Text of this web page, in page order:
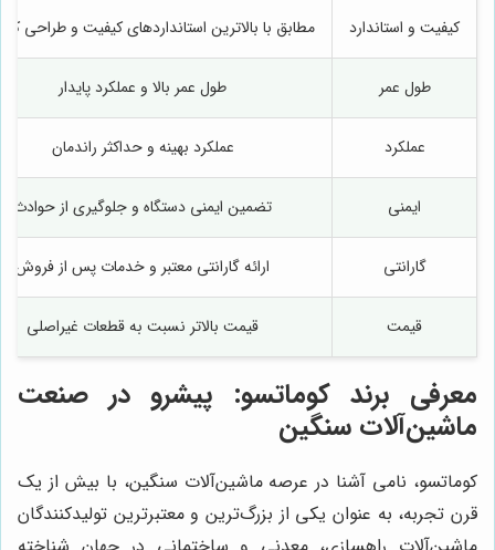
کیفیت و استاندارد مطابق با بالاترین استانداردهای کیفیت و طراحی
طول عمر طول عمر بالا و عملکرد پایدار
عملکرد عملکرد بهینه و حداکثر راندمان
ایمنی تضمین ایمنی دستگاه و جلوگیری از حوادث
گارانتی ارائه گارانتی معتبر و خدمات پس از فروش
قیمت قیمت بالاتر نسبت به قطعات غیراصلی
معرفی برند کوماتسو: پیشرو در صنعت
ماشین‌آلات سنگین
کوماتسو، نامی آشنا در عرصه ماشین‌آلات سنگین، با بیش از یک
قرن تجربه، به عنوان یکی از بزرگ‌ترین و معتبرترین تولیدکنندگان